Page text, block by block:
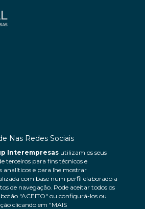
Interempresasutilizam os seus
terceiros para fins técnicos e
analíticos e para lhe mostrar
com base num perfil elaborado a
de navegação. Pode aceitar todos os
"ACEITO" ou configurá-los ou
clicando em "MAIS
Nas Redes Sociais